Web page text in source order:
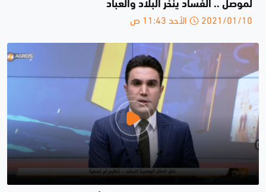
لموصل .. الفساد ينخر البلاد والعباد
2021/01/10 الأحد 11:43 ص